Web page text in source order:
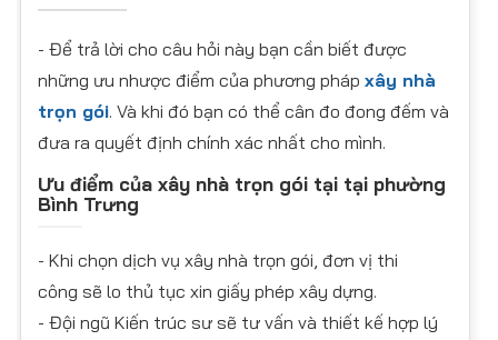
- Để trả lời cho câu hỏi này bạn cần biết được
những ưu nhược điểm của phương pháp xây nhà
trọn gói. Và khi đó bạn có thể cân đo đong đếm và
đưa ra quyết định chính xác nhất cho mình.
Ưu điểm của xây nhà trọn gói tại tại phường
Bình Trưng
- Khi chọn dịch vụ xây nhà trọn gói, đơn vị thi
công sẽ lo thủ tục xin giấy phép xây dựng.
- Đội ngũ Kiến trúc sư sẽ tư vấn và thiết kế hợp lý